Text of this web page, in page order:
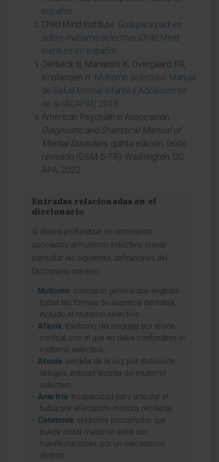
español
Child Mind Institute. Guía para padres
sobre mutismo selectivo. Child Mind
Institute en español
Oerbeck B, Manassis K, Overgaard KR,
Kristensen H. Mutismo selectivo. Manual
de Salud Mental Infantil y Adolescente
de la IACAPAP, 2018
American Psychiatric Association.
Diagnostic and Statistical Manual of
Mental Disorders, quinta edición, texto
revisado (DSM-5-TR). Washington, DC:
APA, 2022.
Entradas relacionadas en el
diccionario
Si desea profundizar en conceptos
asociados al mutismo selectivo, puede
consultar las siguientes definiciones del
Diccionario médico:
Mutismo: concepto general que engloba
todas las formas de ausencia del habla,
incluido el mutismo selectivo.
Afasia: trastorno del lenguaje por lesión
cortical, con el que no debe confundirse el
mutismo selectivo.
Afonía: pérdida de la voz por disfunción
laríngea, entidad distinta del mutismo
selectivo.
Anartria: incapacidad para articular el
habla por afectación motora orofacial.
Catatonía: síndrome psicomotor que
puede incluir mutismo entre sus
manifestaciones, por un mecanismo
distinto.